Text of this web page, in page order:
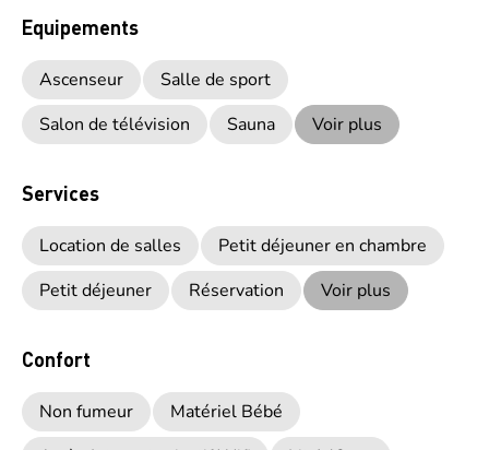
Equipements
Ascenseur
Salle de sport
Salon de télévision
Sauna Voir plus
Services
Location de salles
Petit déjeuner en chambre
Petit déjeuner
Réservation Voir plus
Confort
Non fumeur
Matériel Bébé